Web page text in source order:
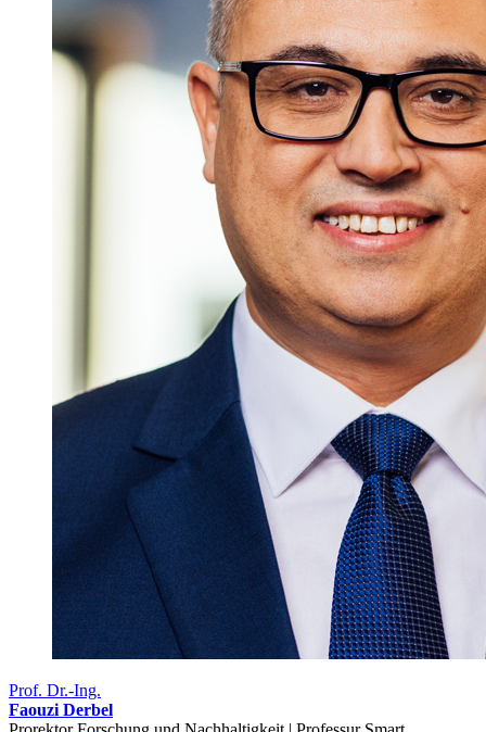
Prof. Dr.-Ing.
Faouzi Derbel